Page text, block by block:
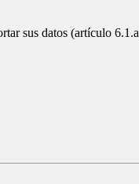
sus datos (artículo